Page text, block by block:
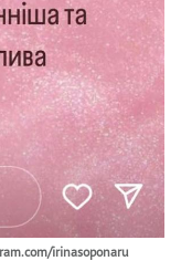
irinasoponaru